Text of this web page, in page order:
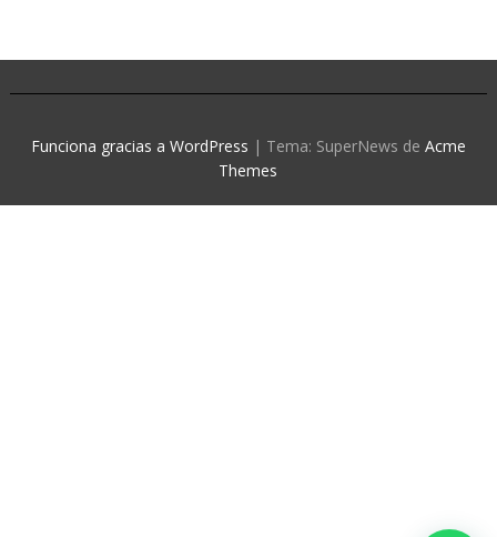
Funciona gracias a WordPress | Tema: SuperNews de Acme
Themes